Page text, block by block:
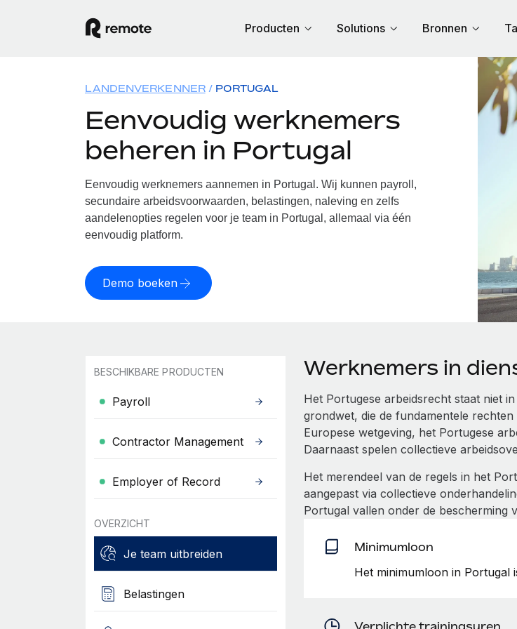
Producten Solutions Bronnen
LANDENVERKENNER PORTUGAL
Eenvoudig werknemers
beheren in Portugal
Eenvoudig werknemers aannemen in Portugal. Wij kunnen payroll,
secundaire arbeidsvoorwaarden, belastingen, naleving en zelfs
aandelenopties regelen voor je team in Portugal, allemaal via één
eenvoudig platform.
Demo boeken
BESCHIKBARE PRODUCTEN
Payroll
Contractor Management
Employer of Record
OVERZICHT
Je team uitbreiden
Belastingen
Werknemers in
Het Portugese arbeidsrecht staat niet
grondwet, die de fundamentele
Europese wetgeving, het Portugese
Daarnaast spelen collectieve
Het merendeel van de regels in het
aangepast via collectieve
Portugal vallen onder de bescherming
Minimumloon
Het minimumloon in Portugal
Verplichte trainingsuren